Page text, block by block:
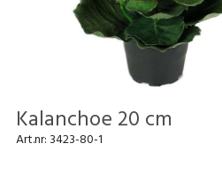
Kalanchoe 20 cm
Art.nr:3423-80-1